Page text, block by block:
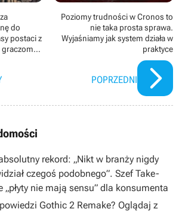
do
postaci z
graczom
umieli
Poziomy trudności w Cronos to
nie taka prosta sprawa.
Wyjaśniamy jak system działa w
praktyce
POPRZEDNI
rekord: „Nikt w branży nigdy
czegoś podobnego”. Szef Take-
„płyty nie mają sensu” dla konsumenta
Gothic 2 Remake? Oglądaj z